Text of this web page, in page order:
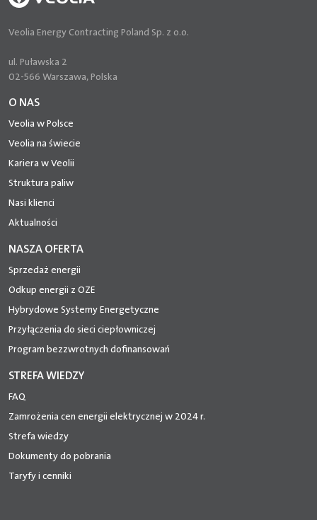
Veolia Energy Contracting Poland Sp. z o.o.
ul. Puławska 2
02-566 Warszawa, Polska
O NAS
Veolia w Polsce
Veolia na świecie
Kariera w Veolii
Struktura paliw
Nasi klienci
Aktualności
NASZA OFERTA
Sprzedaż energii
Odkup energii z OZE
Hybrydowe Systemy Energetyczne
Przyłączenia do sieci ciepłowniczej
Program bezzwrotnych dofinansowań
STREFA WIEDZY
FAQ
Zamrożenia cen energii elektrycznej w 2024 r.
Strefa wiedzy
Dokumenty do pobrania
Taryfy i cenniki